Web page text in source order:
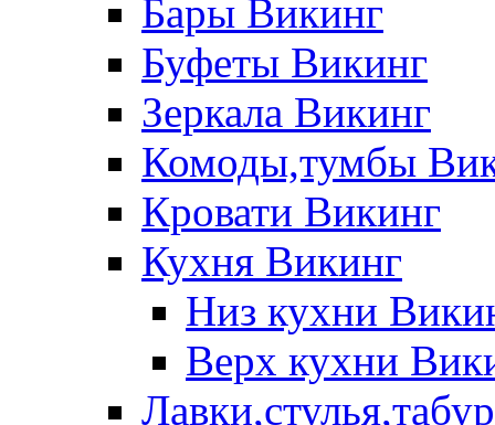
Бары Викинг
Буфеты Викинг
Зеркала Викинг
Комоды,тумбы
Кровати Викинг
Кухня Викинг
Низ кухни
Верх кухни